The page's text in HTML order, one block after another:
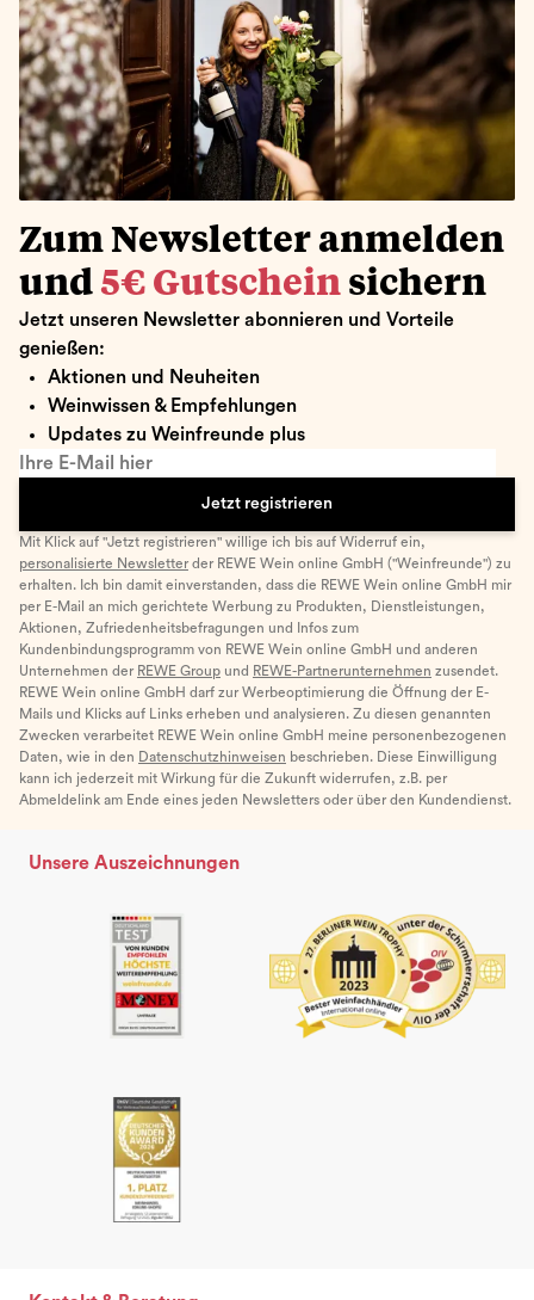
Zum Newsletter anmelden
und 5€ Gutschein sichern
Jetzt unseren Newsletter abonnieren und Vorteile
genießen:
Aktionen und Neuheiten
Weinwissen & Empfehlungen
Updates zu Weinfreunde plus
Ihre E-Mail hier
Jetzt registrieren
Mit Klick auf "Jetzt registrieren" willige ich bis auf Widerruf ein,
personalisierte Newsletter der REWE Wein online GmbH ("Weinfreunde") zu
erhalten. Ich bin damit einverstanden, dass die REWE Wein online GmbH mir
per E-Mail an mich gerichtete Werbung zu Produkten, Dienstleistungen,
Aktionen, Zufriedenheitsbefragungen und Infos zum
Kundenbindungsprogramm von REWE Wein online GmbH und anderen
Unternehmen der REWE Group und REWE-Partnerunternehmen zusendet.
REWE Wein online GmbH darf zur Werbeoptimierung die Öffnung der E-
Mails und Klicks auf Links erheben und analysieren. Zu diesen genannten
Zwecken verarbeitet REWE Wein online GmbH meine personenbezogenen
Daten, wie in den Datenschutzhinweisen beschrieben. Diese Einwilligung
kann ich jederzeit mit Wirkung für die Zukunft widerrufen, z.B. per
Abmeldelink am Ende eines jeden Newsletters oder über den Kundendienst.
Unsere Auszeichnungen